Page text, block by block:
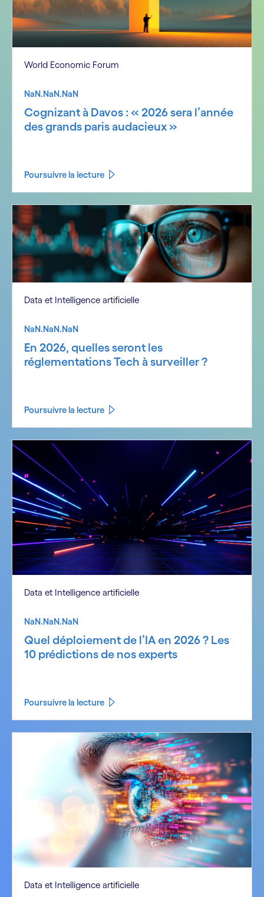
World Economic Forum
NaN.NaN.NaN
Cognizant à Davos : « 2026 sera l’année
des grands paris audacieux »
Poursuivre la lecture
Data et Intelligence artificielle
NaN.NaN.NaN
En 2026, quelles seront les
réglementations Tech à surveiller ?
Poursuivre la lecture
Data et Intelligence artificielle
NaN.NaN.NaN
Quel déploiement de l’IA en 2026 ? Les
10 prédictions de nos experts
Poursuivre la lecture
Data et Intelligence artificielle